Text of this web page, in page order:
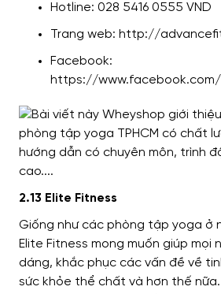
Hotline: 028 5416 0555 VND
Trang web: http://
Facebook:
https://
2.13 Elite Fitness
Giống như các phòng tập yoga ở
Elite Fitness mong muốn giúp mọi
dáng, khắc phục các vấn đề về
sức khỏe thể chất và hơn thế